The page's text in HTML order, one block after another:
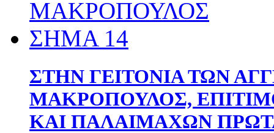
ΣΤΗΝ ΓΕΙΤΟΝΙΑ ΤΩΝ
ΜΑΚΡΟΠΟΥΛΟΣ,
ΚΑΙ ΠΑΛΑΙΜΑΧΩΝ